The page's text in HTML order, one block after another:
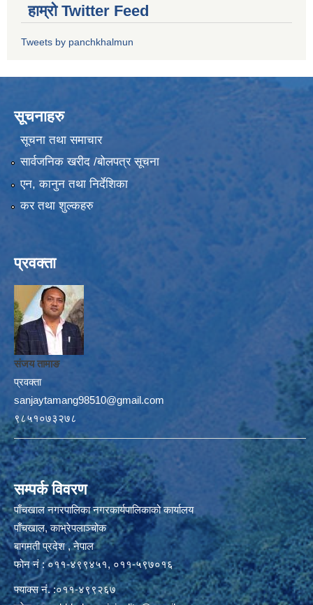
हाम्रो Twitter Feed
Tweets by panchkhalmun
सूचनाहरु
सूचना तथा समाचार
सार्वजनिक खरीद /बोलपत्र सूचना
एन, कानुन तथा निर्देशिका
कर तथा शुल्कहरु
प्रवक्ता
संजय तामाङ
प्रवक्ता
sanjaytamang98510@gmail.com
९८५१०७३२७८
सम्पर्क विवरण
पाँचखाल नगरपालिका नगरकार्यपालिकाको कार्यालय
पाँचखाल, काभ्रेपलाञ्चोक
बागमती प्रदेश , नेपाल
फोन नं : ०११-४९९४५१, ०११-५९७०१६
फ्याक्स नं. :०११-४९९२६७